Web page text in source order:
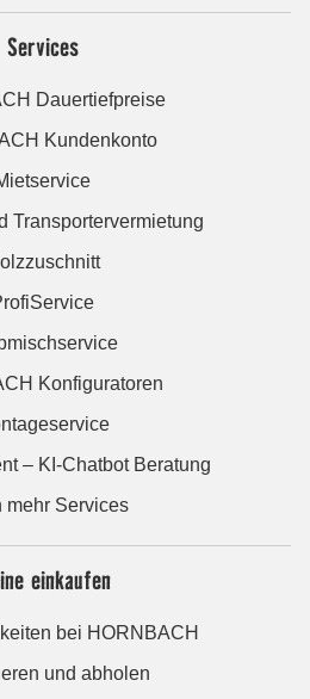
Services
Dauertiefpreise
Kundenkonto
Transportervermietung
Konfiguratoren
– KI-Chatbot Beratung
mehr Services
einkaufen
bei HORNBACH
und abholen